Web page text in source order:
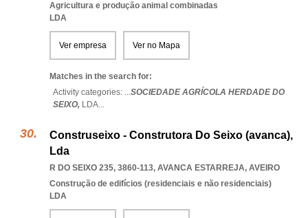
Agricultura e produção animal combinadas
LDA
Ver empresa Ver no Mapa
Matches in the search for:
Activity categories: ...SOCIEDADE AGRÍCOLA HERDADE DO
SEIXO, LDA...
Construseixo - Construtora Do Seixo (avanca),
Lda
R DO SEIXO 235, 3860-113, AVANCA ESTARREJA, AVEIRO
Construção de edifícios (residenciais e não residenciais)
LDA